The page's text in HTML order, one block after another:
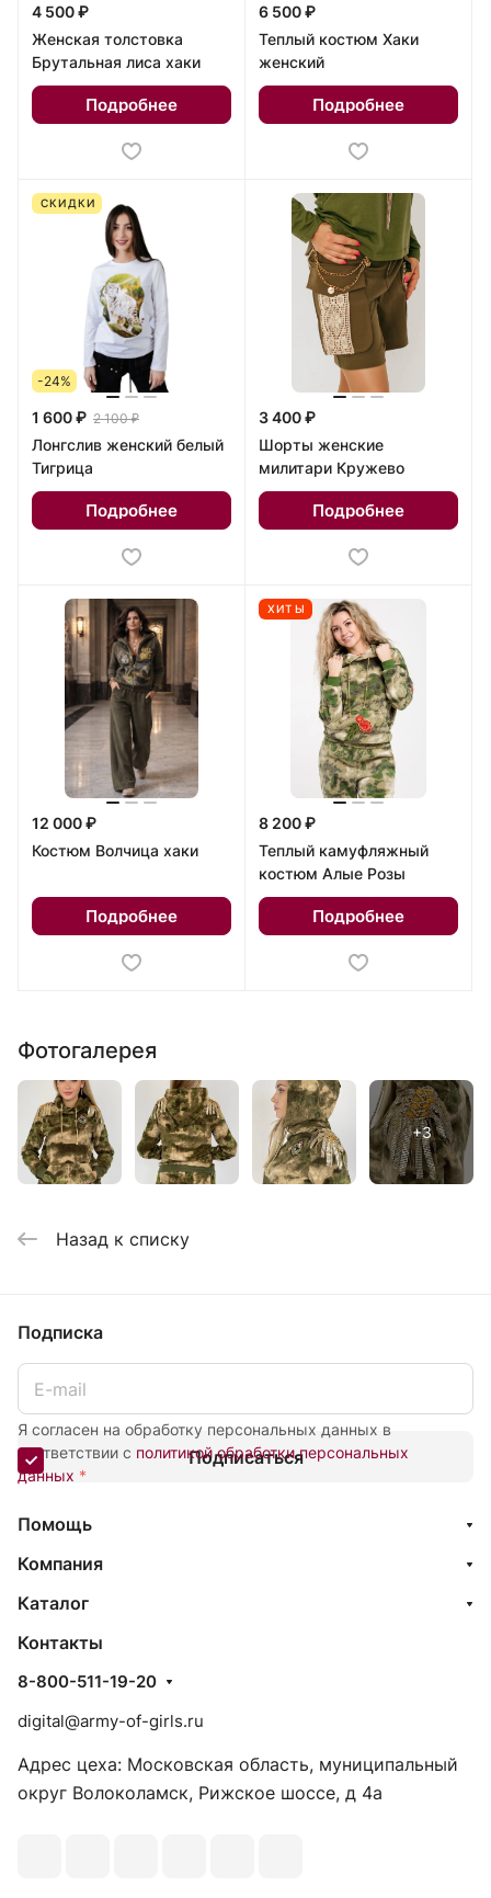
4 500 ₽
Женская толстовка
Брутальная лиса хаки
Подробнее
6 500 ₽
Теплый костюм Хаки
женский
Подробнее
СКИДКИ
-24%
1 600 ₽ 2 100 ₽
Лонгслив женский белый
Тигрица
Подробнее
3 400 ₽
Шорты женские
милитари Кружево
Подробнее
12 000 ₽
Костюм Волчица хаки
Подробнее
ХИТЫ
8 200 ₽
Теплый камуфляжный
костюм Алые Розы
Подробнее
Фотогалерея
Назад к списку
Подписка
Я согласен на обработку персональных данных в
соответствии с политикой обработки персональных
данных *
Подписаться
Помощь
Компания
Каталог
Контакты
8-800-511-19-20
digital@army-of-girls.ru
Адрес цеха: Московская область, муниципальный
округ Волоколамск, Рижское шоссе, д 4а